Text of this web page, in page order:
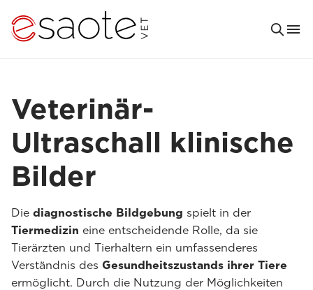
Veterinär-
Ultraschall klinische
Bilder
Die diagnostische Bildgebung spielt in der
Tiermedizin eine entscheidende Rolle, da sie
Tierärzten und Tierhaltern ein umfassenderes
Verständnis des Gesundheitszustands ihrer Tiere
ermöglicht. Durch die Nutzung der Möglichkeiten